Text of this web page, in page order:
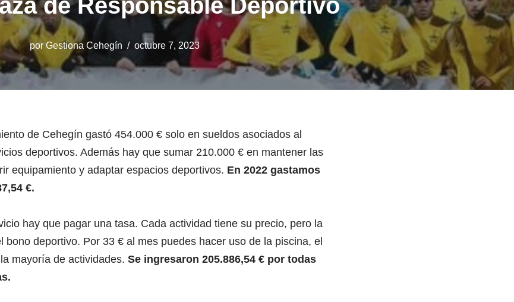
de Responsable Deportivo
porGestiona Cehegín octubre 7, 2023
de Cehegín gastó 454.000 € solo en sueldos asociados al
deportivos. Además hay que sumar 210.000 € en mantener las
equipamiento y adaptar espacios deportivos. En 2022 gastamos
€.
hay que pagar una tasa. Cada actividad tiene su precio, pero la
bono deportivo. Por 33 € al mes puedes hacer uso de la piscina, el
mayoría de actividades. Se ingresaron 205.886,54 € por todas